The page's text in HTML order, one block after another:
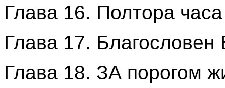
Глава 16. Полтора
Глава 17. Благословен
Глава 18. ЗА порогом